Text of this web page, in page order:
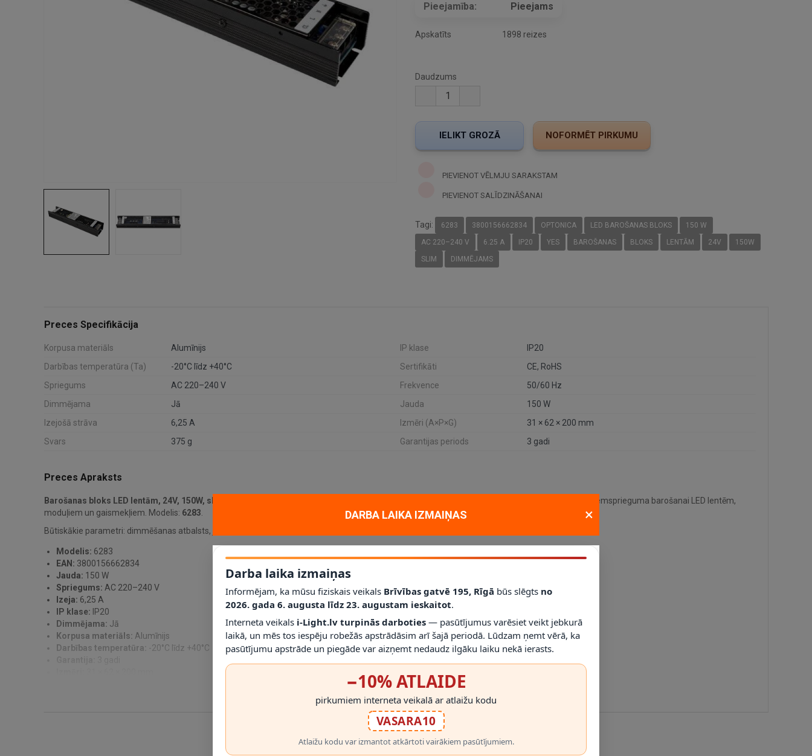
Pieejamība: Pieejams
Apskatīts 1898 reizes
Daudzums
PIEVIENOT VĒLMJU SARAKSTAM
PIEVIENOT SALĪDZINĀŠANAI
Tagi: 6283 3800156662834 OPTONICA LED BAROŠANAS BLOKS
150 W
AC 220–240 V
6.25 A IP20 YES BAROŠANAS BLOKS LENTĀM 24V
150W
SLIM
DIMMĒJAMS
Preces Specifikācija
Korpusa materiāls Alumīnijs IP klase
IP20
Darbības temperatūra (Ta)
-20°C līdz +40°C Sertifikāti
CE, RoHS
Spriegums
AC 220–240 V Frekvence
50/60 Hz
Dimmējama
Jā Jauda
150 W
Izejošā strāva
6,25 A Izmēri (A×P×G)
31 × 62 × 200 mm
Svars
375 g Garantijas periods 3 gadi
Preces Apraksts
Barošanas bloks LED lentām, 24V, 150W, slim, dimmējams, IP20 (OPTONICA)
ir OPTONICA LED barošanas bloks. Produkts paredzēts stabilai zemsprieguma barošanai LED lentēm,
moduļiem un gaismekļiem. Modelis: 6283.
Būtiskākie parametri: dimmēšanas atbalsts, jauda 150 W, spriegums AC 220–240 V, izeja 6,25 A, IP20 aizsardzība, korpusa materiāls Alumīnijs.
Modelis: 6283
EAN: 3800156662834
Jauda: 150 W
Spriegums: AC 220–240 V
Izeja: 6,25 A
IP klase: IP20
Dimmējama: Jā
Korpusa materiāls: Alumīnijs
Darbības temperatūra: -20°C līdz +40°C
Saskaņojiet izejas spriegumu ar LED slodzi un atstājiet jaudas rezervi. Pirms montāžas pārbaudiet IP klasi un ventilācijas iespējas.
RĀDĪT VAIRĀK
DARBA LAIKA IZMAIŅAS ×
Darba laika izmaiņas
Informējam, ka mūsu fiziskais veikals Brīvības gatvē 195, Rīgā būs slēgts no
2026. gada 6. augusta līdz 23. augustam ieskaitot.
Interneta veikals i-Light.lv turpinās darboties — pasūtījumus varēsiet veikt jebkurā
laikā, un mēs tos iespēju robežās apstrādāsim arī šajā periodā. Lūdzam ņemt vērā, ka
pasūtījumu apstrāde un piegāde var aizņemt nedaudz ilgāku laiku nekā ierasts.
−10% ATLAIDE
pirkumiem interneta veikalā ar atlaižu kodu
VASARA10
Atlaižu kodu var izmantot atkārtoti vairākiem pasūtījumiem.